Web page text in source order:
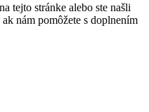
tejto stránke alebo ste našli
nám pomôžete s doplnením